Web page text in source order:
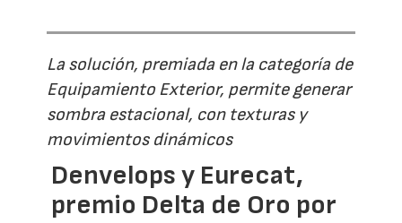
La solución, premiada en la categoría de
Equipamiento Exterior, permite generar
sombra estacional, con texturas y
movimientos dinámicos
Denvelops y Eurecat,
premio Delta de Oro por